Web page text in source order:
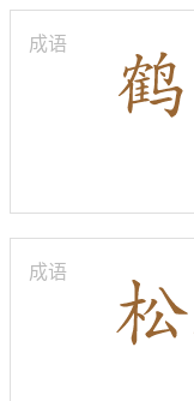
成语
成语